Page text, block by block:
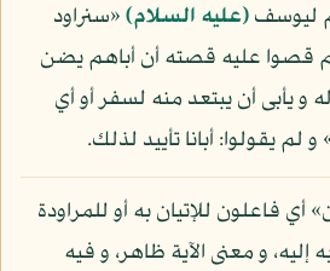
ليوسف(عليه السلام)«سنراود
قصوا عليه قصته أن أباهم يضن
و يأبى أن يبتعد منه لسفر أو أي
لم يقولوا: أبانا تأييد لذلك.
أي فاعلون للإتيان به أو للمراودة
إليه، و معنى الآية ظاهر، و فيه